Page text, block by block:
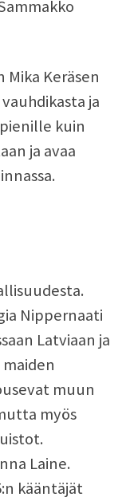
Keräsen
ja
kuin
ja avaa
Nippernaati
Latviaan ja
muun
myös
Laine.
kääntäjät